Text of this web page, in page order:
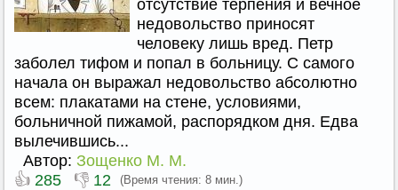
отсутствие терпения и вечное
недовольство приносят
человеку лишь вред. Петр
заболел тифом и попал в больницу. С самого
начала он выражал недовольство абсолютно
всем: плакатами на стене, условиями,
больничной пижамой, распорядком дня. Едва
вылечившись...
Автор: Зощенко М. М.
👍 285 👎 12 (Время чтения: 8 мин.)